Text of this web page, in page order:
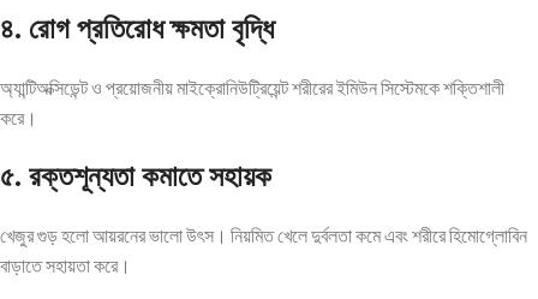
৪. রোগ প্রতিরোধ ক্ষমতা বৃদ্ধি
অ্যান্টিঅক্সিডেন্ট ও প্রয়োজনীয় মাইক্রোনিউট্রিয়েন্ট শরীরের ইমিউন সিস্টেমকে শক্তিশালী
করে।
৫. রক্তশূন্যতা কমাতে সহায়ক
খেজুর গুড় হলো আয়রনের ভালো উৎস। নিয়মিত খেলে দুর্বলতা কমে এবং শরীরে হিমোগ্লোবিন
বাড়াতে সহায়তা করে।